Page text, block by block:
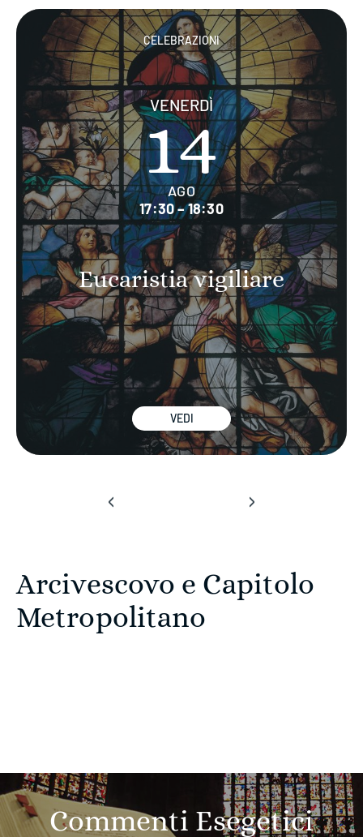
CELEBRAZIONI
VENERDÌ
14
AGO
17:30 – 18:30
Eucaristia vigiliare
VEDI
‹ ›
Arcivescovo e Capitolo
Metropolitano
Metropolitano
Commenti Esegetici